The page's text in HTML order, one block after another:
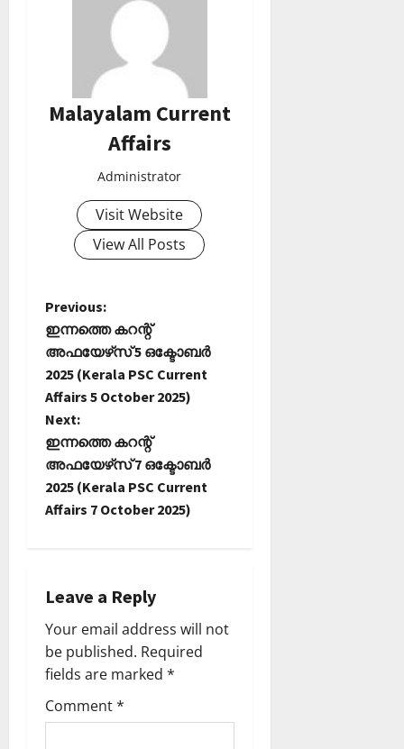
Malayalam Current
Affairs
Administrator
Visit Website
View All Posts
P
o
s
t
n
a
g
a
t
i
Previous:
ഇന്നത്തെ കറന്റ്
അഫയേഴ്‌സ് 5 ഒക്ടോബര്‍
2025 (Kerala PSC Current
Affairs 5 October 2025)
Next:
ഇന്നത്തെ കറന്റ്
അഫയേഴ്‌സ് 7 ഒക്ടോബര്‍
2025 (Kerala PSC Current
Affairs 7 October 2025)
Leave a Reply
Your email address will not
be published. Required
fields are marked *
Comment*